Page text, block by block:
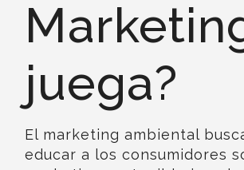
juega?
El marketing ambiental
educar a los consumidores